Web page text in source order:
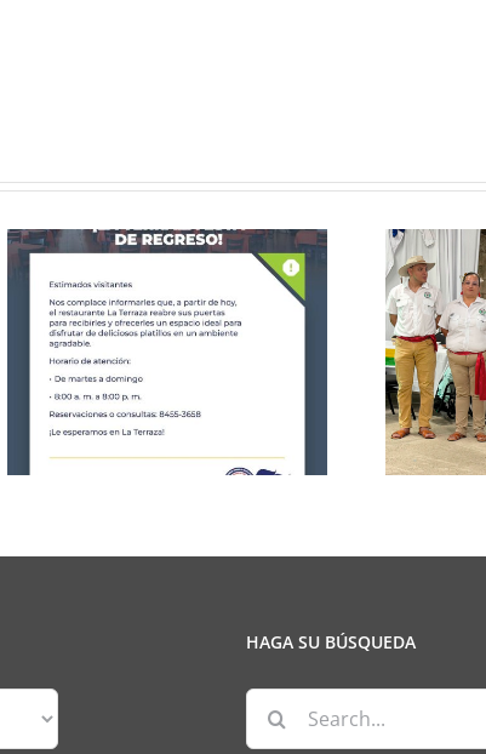
Celebración de la
25 de Julio
HAGA SU BÚSQUEDA
Search
for: